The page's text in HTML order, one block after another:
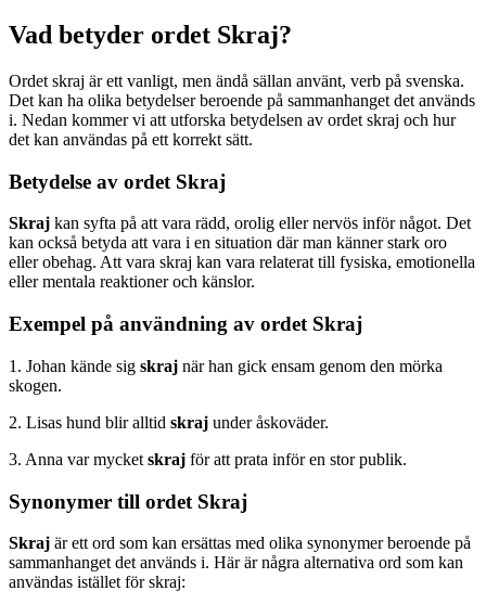
Vad betyder ordet Skraj?
Ordet skraj är ett vanligt, men ändå sällan använt, verb på svenska.
Det kan ha olika betydelser beroende på sammanhanget det används
i. Nedan kommer vi att utforska betydelsen av ordet skraj och hur
det kan användas på ett korrekt sätt.
Betydelse av ordet Skraj
Skraj kan syfta på att vara rädd, orolig eller nervös inför något. Det
kan också betyda att vara i en situation där man känner stark oro
eller obehag. Att vara skraj kan vara relaterat till fysiska, emotionella
eller mentala reaktioner och känslor.
Exempel på användning av ordet Skraj
1. Johan kände sig skraj när han gick ensam genom den mörka
skogen.
2. Lisas hund blir alltid skraj under åskoväder.
3. Anna var mycket skraj för att prata inför en stor publik.
Synonymer till ordet Skraj
Skraj är ett ord som kan ersättas med olika synonymer beroende på
sammanhanget det används i. Här är några alternativa ord som kan
användas istället för skraj: